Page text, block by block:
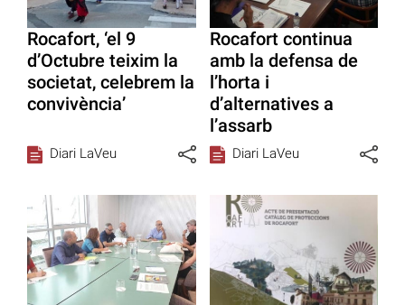
Rocafort, ‘el 9
d’Octubre teixim la
societat, celebrem la
convivència’
Diari LaVeu
Rocafort continua
amb la defensa de
l’horta i
d’alternatives a
l’assarb
Diari LaVeu